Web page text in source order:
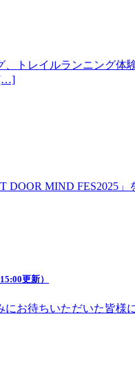
トレイルランニング
[…]
MIND FES2025
更新）
お待ちいただいた皆